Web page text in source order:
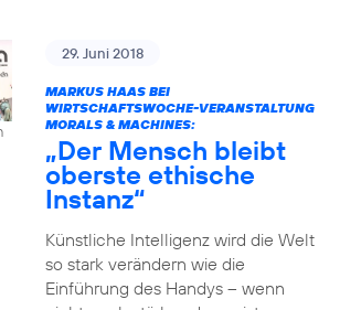
29. Juni 2018
MARKUS HAAS BEI
WIRTSCHAFTSWOCHE-VERANSTALTUNG
MORALS & MACHINES:
„Der Mensch bleibt
oberste ethische
Instanz“
Künstliche Intelligenz wird die Welt
so stark verändern wie die
Einführung des Handys – wenn